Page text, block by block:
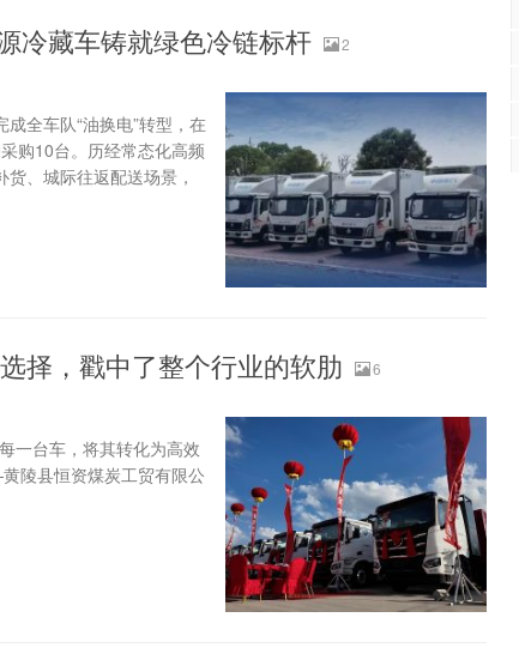
冷藏车铸就绿色冷链标杆
2
全车队“油换电”转型，在
购10台。历经常态化高频
、城际往返配送场景，
择，戳中了整个行业的软肋
6
一台车，将其转化为高效
陵县恒资煤炭工贸有限公